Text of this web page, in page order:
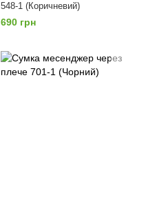
548-1 (Коричневий)
690 грн